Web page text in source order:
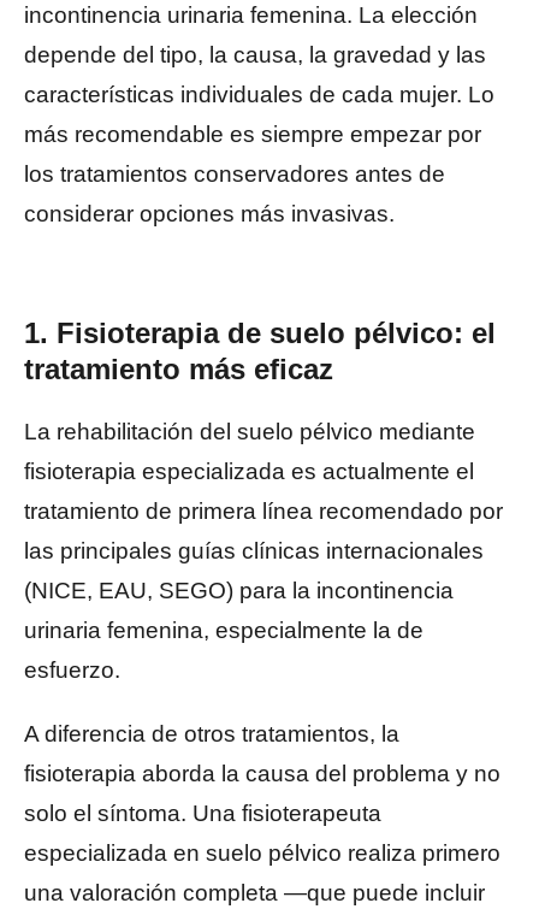
incontinencia urinaria femenina. La elección
depende del tipo, la causa, la gravedad y las
características individuales de cada mujer. Lo
más recomendable es siempre empezar por
los tratamientos conservadores antes de
considerar opciones más invasivas.
1. Fisioterapia de suelo pélvico: el
tratamiento más eficaz
La rehabilitación del suelo pélvico mediante
fisioterapia especializada es actualmente el
tratamiento de primera línea recomendado por
las principales guías clínicas internacionales
(NICE, EAU, SEGO) para la incontinencia
urinaria femenina, especialmente la de
esfuerzo.
A diferencia de otros tratamientos, la
fisioterapia aborda la causa del problema y no
solo el síntoma. Una fisioterapeuta
especializada en suelo pélvico realiza primero
una valoración completa —que puede incluir